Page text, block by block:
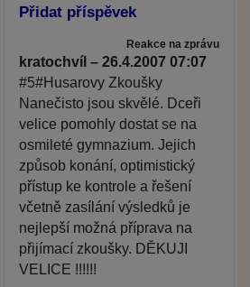
Přidat příspěvek
Reakce na zprávu
kratochvíl – 26.4.2007 07:07
#5#Husarovy Zkoušky
Nanečisto jsou skvělé. Dceři
velice pomohly dostat se na
osmileté gymnazium. Jejich
způsob konání, optimistický
přístup ke kontrole a řešení
včetně zasílání výsledků je
nejlepší možná příprava na
přijímací zkoušky. DĚKUJI
VELICE !!!!!!